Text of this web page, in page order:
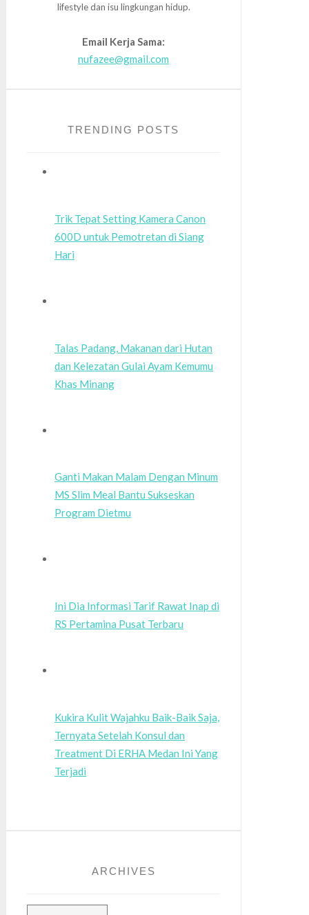
lifestyle dan isu lingkungan hidup.
Email Kerja Sama:
nufazee@gmail.com
TRENDING POSTS
Trik Tepat Setting Kamera Canon
600D untuk Pemotretan di Siang
Hari
Talas Padang, Makanan dari Hutan
dan Kelezatan Gulai Ayam Kemumu
Khas Minang
Ganti Makan Malam Dengan Minum
MS Slim Meal Bantu Sukseskan
Program Dietmu
Ini Dia Informasi Tarif Rawat Inap di
RS Pertamina Pusat Terbaru
Kukira Kulit Wajahku Baik-Baik Saja,
Ternyata Setelah Konsul dan
Treatment Di ERHA Medan Ini Yang
Terjadi
ARCHIVES